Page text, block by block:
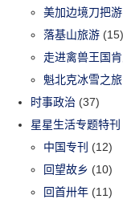
美加边境刀把游
落基山旅游 (15)
走进禽兽王国
魁北克冰雪之旅
时事政治 (37)
星星生活专题特刊
中国专刊 (12)
回望故乡 (10)
回首卅年 (11)